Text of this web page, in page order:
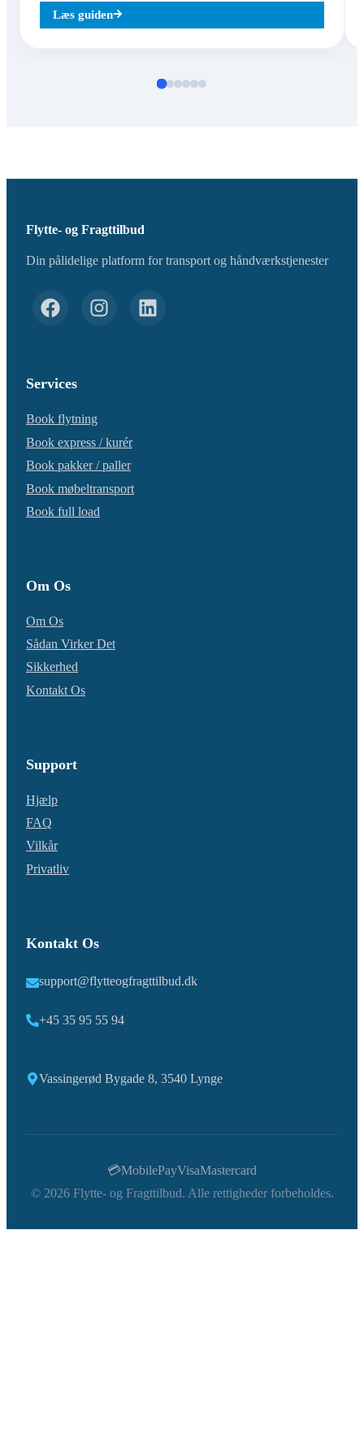
Læs guiden
Flytte- og Fragttilbud
Din pålidelige platform for transport og håndværkstjenester
Services
Book flytning
Book express / kurér
Book pakker / paller
Book møbeltransport
Book full load
Om Os
Om Os
Sådan Virker Det
Sikkerhed
Kontakt Os
Support
Hjælp
FAQ
Vilkår
Privatliv
Kontakt Os
support@flytteogfragttilbud.dk
+45 35 95 55 94
Vassingerød Bygade 8, 3540 Lynge
© 2026Flytte- og Fragttilbud. Alle rettigheder forbeholdes.
💳MobilePayVisaMastercard